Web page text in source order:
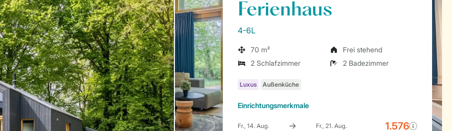
Ferienhaus
4-6L
70 m²
Frei stehend
2 Schlafzimmer
2 Badezimmer
Einrichtungsmerkmale